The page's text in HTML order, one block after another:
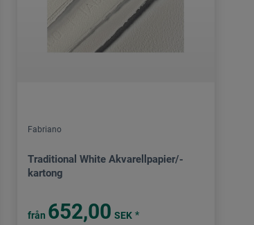
Fabriano
Traditional White Akvarellpapier/-
kartong
från 652,00 SEK *